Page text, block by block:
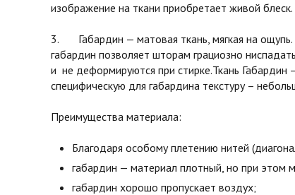
изображение на ткани приобретает живой блеск.
3. Габардин — матовая ткань, мягкая на ощупь.
габардин позволяет шторам грациозно
и не деформируются при стирке.Ткань Габардин
специфическую для габардина текстуру –
Преимущества материала:
Благодаря особому плетению нитей
габардин — материал плотный, но при этом
габардин хорошо пропускает воздух;